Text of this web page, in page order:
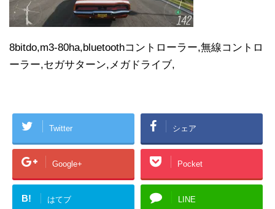
8bitdo,m3-80ha,bluetoothコントローラー,無線コントロ
ーラー,セガサターン,メガドライブ,
Twitter シェア
Google+ Pocket
B! はてブ LINE